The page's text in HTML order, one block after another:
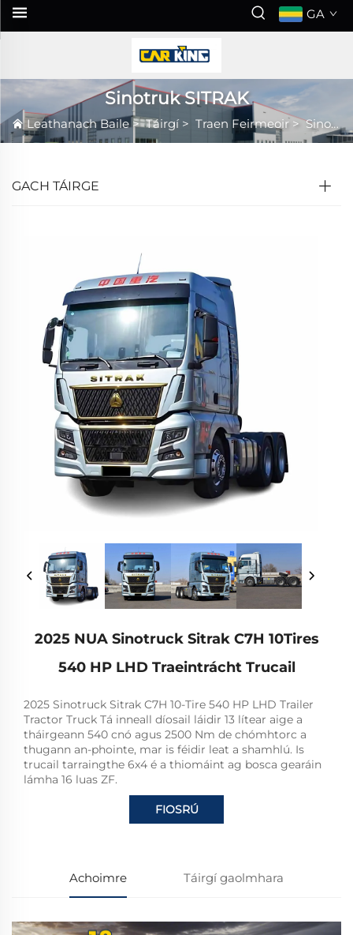
GA
Sinotruk SITRAK
Leathanach Baile>Táirgí > Traen Feirmeoir>Sinotruk SITRAK
GACH TÁIRGE
2025 NUA Sinotruck Sitrak C7H 10Tires
540 HP LHD Traeintrácht Trucail
2025 Sinotruck Sitrak C7H 10-Tire 540 HP LHD Trailer
Tractor Truck Tá inneall díosail láidir 13 lítear aige a
tháirgeann 540 cnó agus 2500 Nm de chómhtorc a
thugann an-phointe, mar is féidir leat a shamhlú. Is
trucail tarraingthe 6x4 é a thiomáint ag bosca gearáin
lámha 16 luas ZF.
FIOSRÚ
Achoimre Táirgí gaolmhara